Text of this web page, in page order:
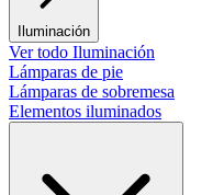
Iluminación
Ver todo Iluminación
Lámparas de pie
Lámparas de sobremesa
Elementos iluminados